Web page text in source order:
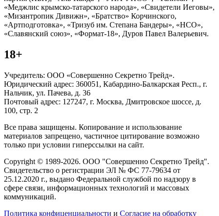
«Меджлис крымско-татарского народа», «Свидетели Иеговы»,
«Мизантропик Дивижн», «Братство» Корчинского,
«Артподготовка», «Тризуб им. Степана Бандеры», «НСО»,
«Славянский союз», «Формат-18», Дуров Павел Валерьевич.
18+
Учредитель: ООО «Совершенно Секретно Трейд».
Юридический адрес: 360051, Кабардино-Балкарская Респ., г.
Нальчик, ул. Пачева, д. 36
Почтовый адрес: 127247, г. Москва, Дмитровское шоссе, д.
100, стр. 2
Все права защищены. Копирование и использование
материалов запрещено, частичное цитирование возможно
только при условии гиперссылки на сайт.
Copyright © 1989-2026. ООО "Совершенно Секретно Трейд".
Свидетельство о регистрации ЭЛ № ФС 77-79634 от
25.12.2020 г., выдано Федеральной службой по надзору в
сфере связи, информационных технологий и массовых
коммуникаций.
Политика конфиценциальности и Согласие на обработку